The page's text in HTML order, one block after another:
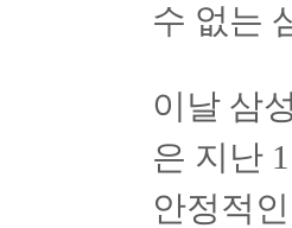
수 없는
이날 삼
은 지난
안정적